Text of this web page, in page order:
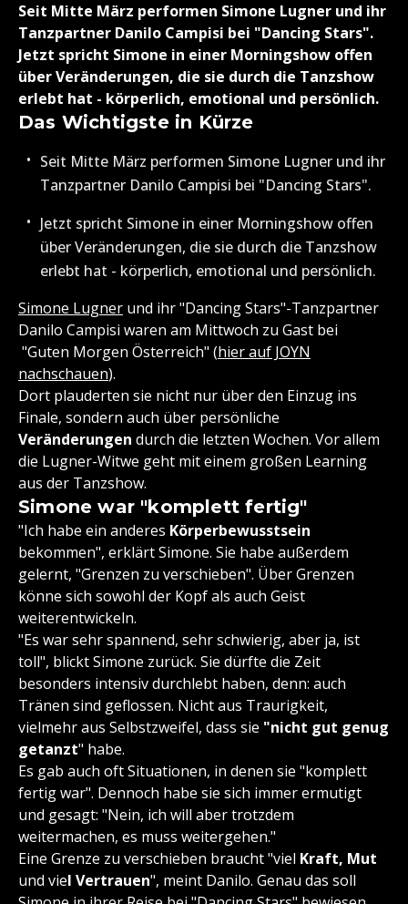
Seit Mitte März performen Simone Lugner und ihr
Tanzpartner Danilo Campisi bei "Dancing Stars".
Jetzt spricht Simone in einer Morningshow offen
über Veränderungen, die sie durch die Tanzshow
erlebt hat - körperlich, emotional und persönlich.
Das Wichtigste in Kürze
Seit Mitte März performen Simone Lugner und ihr
Tanzpartner Danilo Campisi bei "Dancing Stars".
Jetzt spricht Simone in einer Morningshow offen
über Veränderungen, die sie durch die Tanzshow
erlebt hat - körperlich, emotional und persönlich.
Simone Lugner und ihr "Dancing Stars"-Tanzpartner
Danilo Campisi waren am Mittwoch zu Gast bei
"Guten Morgen Österreich" (hier auf JOYN
nachschauen).
Dort plauderten sie nicht nur über den Einzug ins
Finale, sondern auch über persönliche
Veränderungen durch die letzten Wochen. Vor allem
die Lugner-Witwe geht mit einem großen Learning
aus der Tanzshow.
Simone war "komplett fertig"
"Ich habe ein anderes Körperbewusstsein
bekommen", erklärt Simone. Sie habe außerdem
gelernt, "Grenzen zu verschieben". Über Grenzen
könne sich sowohl der Kopf als auch Geist
weiterentwickeln.
"Es war sehr spannend, sehr schwierig, aber ja, ist
toll", blickt Simone zurück. Sie dürfte die Zeit
besonders intensiv durchlebt haben, denn: auch
Tränen sind geflossen. Nicht aus Traurigkeit,
vielmehr aus Selbstzweifel, dass sie "nicht gut genug
getanzt" habe.
Es gab auch oft Situationen, in denen sie "komplett
fertig war". Dennoch habe sie sich immer ermutigt
und gesagt: "Nein, ich will aber trotzdem
weitermachen, es muss weitergehen."
Eine Grenze zu verschieben braucht "viel Kraft, Mut
und viel Vertrauen", meint Danilo. Genau das soll